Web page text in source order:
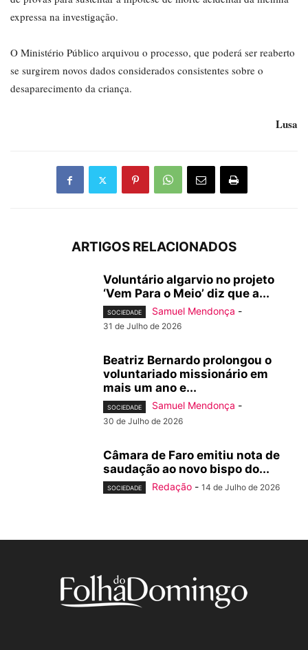
expressa na investigação.
O Ministério Público arquivou o processo, que poderá ser reaberto
se surgirem novos dados considerados consistentes sobre o
desaparecimento da criança.
Lusa
ARTIGOS RELACIONADOS
Voluntário algarvio no projeto
‘Vem Para o Meio’ diz que a...
SOCIEDADE Samuel Mendonça -
31 de Julho de 2026
Beatriz Bernardo prolongou o
voluntariado missionário em
mais um ano e...
SOCIEDADE Samuel Mendonça -
30 de Julho de 2026
Câmara de Faro emitiu nota de
saudação ao novo bispo do...
SOCIEDADE Redação - 14 de Julho de 2026